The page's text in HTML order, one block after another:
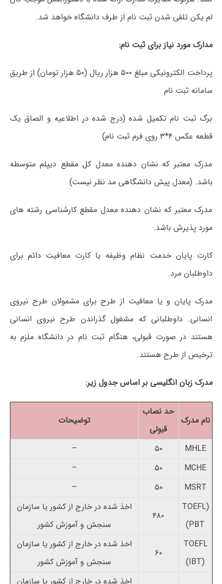
لم یکن تلقی شدن ثبت نام از طرف دانشگاه خواهد شد.
مدارک مورد نیاز برای ثبت نام:
پرداخت الکترونیکی مبلغ ۵۰۰ هزار ریال (۵۰ هزار تومان) از طریق
سامانه ثبت نام
برگ ثبت نام تکمیل شده (درج شده در اطلاعیه و الصاق یک
قطعه عکس ۴*۳ روی فرم ثبت نام)
مدرک معتبر که نشان دهنده معدل کل مقطع دیپلم متوسطه
باشد. (معدل پیش دانشگاهی مد نظر نیست)
مدرک معتبر که نشان دهنده معدل مقطع کارشناسی رشته های
مورد پذیرش باشد.
کارت پایان خدمت نظام وظیفه یا کارت معافیت دائم برای
داوطلبان مرد.
مدرک پایان و یا معافیت از طرح برای مشمولان طرح نیروی
انسانی. داوطلبانی که مشغول گذراندن طرح نیروی انسانی
هستند در صورت قبولی، هنگام ثبت نام در دانشگاه ملزم به
ترخیص از طرح هستند.
مدرک زبان انگلیسی بر اساس جدول زیر:
نام مدرک
حد نصاب
قبولی
توضیحات
MHLE ۵۰
–
MCHE
۵۰
–
MSRT
۵۰
–
(TOEFL
PBT)
۴۸۰
اخذ شده در خارج از کشور یا سازمان
سنجش و آموزش کشور
TOEFL
(IBT)
۶۰
اخذ شده در خارج از کشور یا سازمان
سنجش و آموزش کشور
اخذ شده در خارج از کشور یا سازمان